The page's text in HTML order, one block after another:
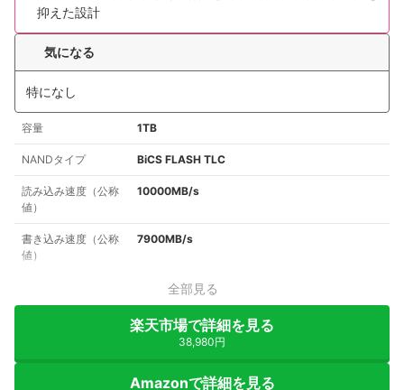
抑えた設計
気になる
特になし
容量 1TB
NANDタイプ BiCS FLASH TLC
読み込み速度（公称
値）
10000MB/s
書き込み速度（公称
値）
7900MB/s
全部見る
楽天市場で詳細を見る
38,980円
Amazonで詳細を見る